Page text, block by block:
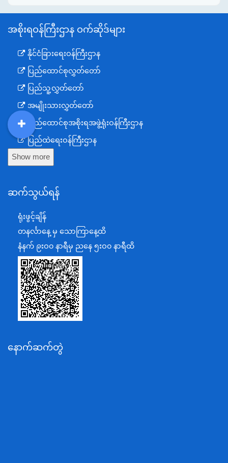
အစိုးရဝန်ကြီးဌာန ဝက်ဆိုဒ်များ
နိုင်ငံခြားရေးဝန်ကြီးဌာန
ပြည်ထောင်စုလွှတ်တော်
ပြည်သူ့လွှတ်တော်
အမျိုးသားလွှတ်တော်
ပြည်ထောင်စုအစိုးရအဖွဲ့ရုံးဝန်ကြီးဌာန
ပြည်ထဲရေးဝန်ကြီးဌာန
ကာကွယ်ရေးဝန်ကြီးဌာန
စီမံကိန်း၊ဘဏ္ဍာရေးနှင့်စက်မှုဝန်ကြီးဌာန
ရင်းနှီးမြှုပ်နှံမှုနှင့် နိုင်ငံခြားစီးပွားဆက်သွယ်ရေးဝန်ကြီးဌာန
အပြည်ပြည်ဆိုင်ရာပူးပေါင်းဆောင်ရွက်ရေးဝန်ကြီးဌာန
ပြန်ကြားရေးဝန်ကြီးဌာန
သာသနာရေးနှင့် ယဉ်ကျေးမှုဝန်ကြီးဌာန
စိုက်ပျိုးရေး၊မွေးမြူရေးနှင့်ဆည်မြောင်းဝန်ကြီးဌာန
ပို့ဆောင်ရေးနှင့်ဆက်သွယ်ရေးဝန်ကြီးဌာန
သယံဇာတနှင့်ပတ်ဝန်းကျင်ထိန်းသိမ်းရေးဝန်ကြီးဌာန
အလုပ်သမား၊လူဝင်မှုကြီးကြပ်ရေးနှင့်ပြည်သူ့အင်အား
Show more
ဆက်သွယ်ရန်
ရုံးဖွင့်ချိန်
တနင်္လာနေ့ မှ သောကြာနေ့ထိ
နံနက် ၉းဝ၀ နာရီမှ ညနေ ၅းဝ၀ နာရီထိ
နောက်ဆက်တွဲ